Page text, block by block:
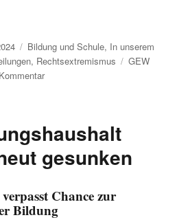
Ort!““
Kategorien
Bildung und Schule, In unserem
, Rechtsextremismus Schlagwörter
GEW
zu
neutraler
gesunken
Chance zur
Bildung